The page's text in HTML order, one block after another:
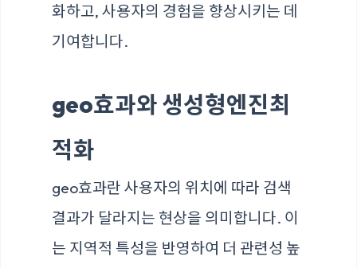
화하고, 사용자의 경험을 향상시키는 데
기여합니다.
geo효과와 생성형엔진최
적화
geo효과란 사용자의 위치에 따라 검색
결과가 달라지는 현상을 의미합니다. 이
는 지역적 특성을 반영하여 더 관련성 높